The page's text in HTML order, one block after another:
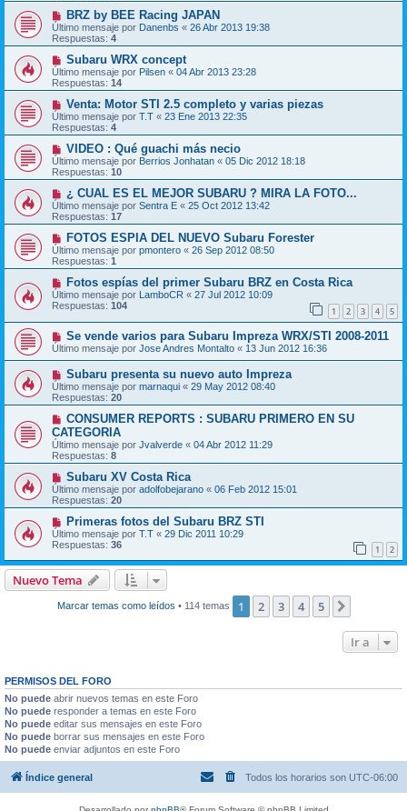
BRZ by BEE Racing JAPAN
Último mensaje por Danenbs « 26 Abr 2013 19:38
Respuestas: 4
Subaru WRX concept
Último mensaje por Pilsen « 04 Abr 2013 23:28
Respuestas: 14
Venta: Motor STI 2.5 completo y varias piezas
Último mensaje por T.T « 23 Ene 2013 22:35
Respuestas: 4
VIDEO : Qué guachi más necio
Último mensaje por Berrios Jonhatan « 05 Dic 2012 18:18
Respuestas: 10
¿ CUAL ES EL MEJOR SUBARU ? MIRA LA FOTO...
Último mensaje por Sentra E « 25 Oct 2012 13:42
Respuestas: 17
FOTOS ESPIA DEL NUEVO Subaru Forester
Último mensaje por pmontero « 26 Sep 2012 08:50
Respuestas: 1
Fotos espías del primer Subaru BRZ en Costa Rica
Último mensaje por LamboCR « 27 Jul 2012 10:09
Respuestas: 104 1 2 3 4 5
Se vende varios para Subaru Impreza WRX/STI 2008-2011
Último mensaje por Jose Andres Montalto « 13 Jun 2012 16:36
Subaru presenta su nuevo auto Impreza
Último mensaje por marnaqui « 29 May 2012 08:40
Respuestas: 20
CONSUMER REPORTS : SUBARU PRIMERO EN SU
CATEGORIA
Último mensaje por Jvalverde « 04 Abr 2012 11:29
Respuestas: 8
Subaru XV Costa Rica
Último mensaje por adolfobejarano « 06 Feb 2012 15:01
Respuestas: 20
Primeras fotos del Subaru BRZ STI
Último mensaje por T.T « 29 Dic 2011 10:29
Respuestas: 36 1 2
Nuevo Tema
Marcar temas como leídos • 114 temas 1 2 3 4 5
Ir a
PERMISOS DEL FORO
No puede abrir nuevos temas en este Foro
No puede responder a temas en este Foro
No puede editar sus mensajes en este Foro
No puede borrar sus mensajes en este Foro
No puede enviar adjuntos en este Foro
Índice general Todos los horarios son UTC-06:00